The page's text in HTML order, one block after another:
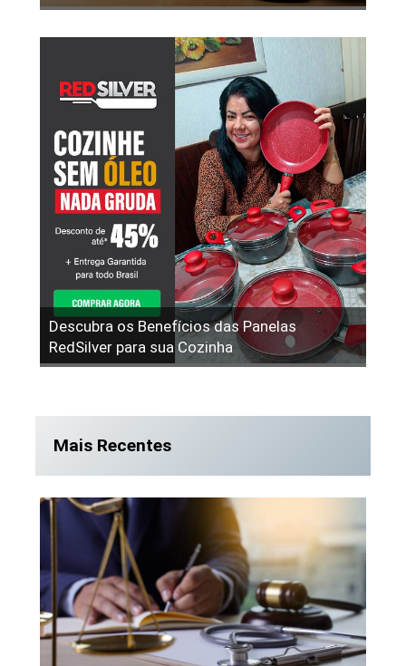
Descubra os Benefícios das Panelas
RedSilver para sua Cozinha
Mais Recentes